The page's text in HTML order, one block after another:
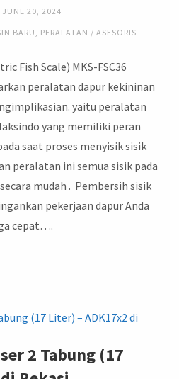
JUNE 20, 2024
BARU, PERALATAN / ASESORIS
Fish Scale) MKS-FSC36
peralatan dapur kekininan
yaitu peralatan
yang memiliki peran
saat proses menyisik sisik
peralatan ini semua sisik pada
mudah . Pembersih sisik
pekerjaan dapur Anda
cepat….
2 Tabung (17